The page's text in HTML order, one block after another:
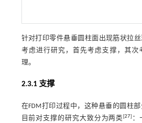
针对打印零件悬垂圆柱面出现筋状拉
考虑进行研究，首先考虑支撑，其次
理。
2.3.1 支撑
在FDM打印过程中，这种悬垂的圆柱部
目前对支撑的研究大致分为两类[27] ：